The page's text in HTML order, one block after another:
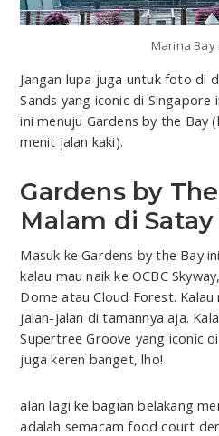
Marina Bay
Jangan lupa juga untuk foto di
Sands yang iconic di Singapore
ini menuju Gardens by the Bay
menit jalan kaki).
Gardens by
Malam di
Masuk ke Gardens by the Bay
kalau mau naik ke OCBC
Dome atau Cloud Forest.
jalan-jalan di tamannya aja.
Supertree Groove yang iconic
juga keren banget, lho!
alan lagi ke bagian belakang
adalah semacam food court